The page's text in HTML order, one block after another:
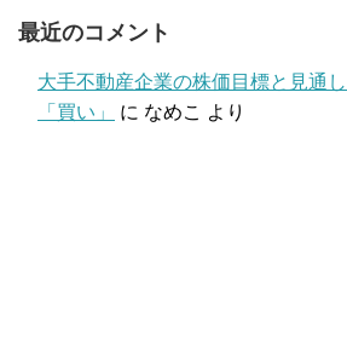
最近のコメント
大手不動産企業の株価目標と見通
「買い」
に なめこ より